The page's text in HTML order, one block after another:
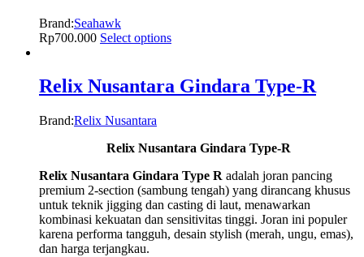
Brand:Seahawk
Rp700.000 Select options
Relix Nusantara Gindara Type-R
Brand:Relix Nusantara
Relix Nusantara Gindara Type-R
Relix Nusantara Gindara Type R adalah joran pancing
premium 2-section (sambung tengah) yang dirancang khusus
untuk teknik jigging dan casting di laut, menawarkan
kombinasi kekuatan dan sensitivitas tinggi. Joran ini populer
karena performa tangguh, desain stylish (merah, ungu, emas),
dan harga terjangkau.